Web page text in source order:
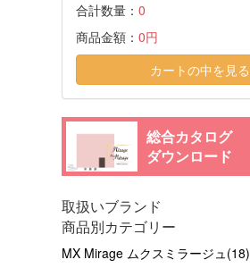
合計数量： 0
商品金額： 0円
カートの中を見る
総合カタログ
ダウンロード
取扱いブランド
商品別カテゴリー
MX Mirage ムクスミラージュ(18)